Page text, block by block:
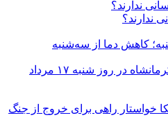
ندارند؟
کاهش دما از سه‌شنبه
جدول زمانی قطع برق استان کرمانشاه در روز شنبه ۱۷ مرداد
خواستار راهی برای خروج از جنگ